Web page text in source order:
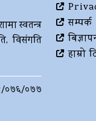
स्वतन्त्र
विसंगति
०७६/०७७
सम्पर्क
हाम्रो